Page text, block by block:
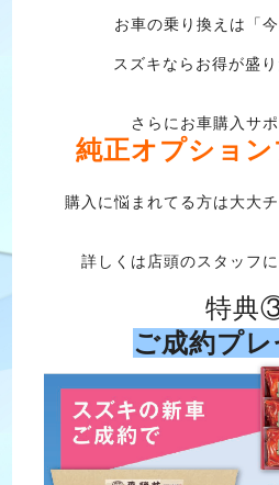
お車の乗り換えは「今
スズキならお得が盛
さらにお車購入サ
純正オプション
購入に悩まれてる方は大大
詳しくは店頭のスタッフ
特典
ご成約プレ